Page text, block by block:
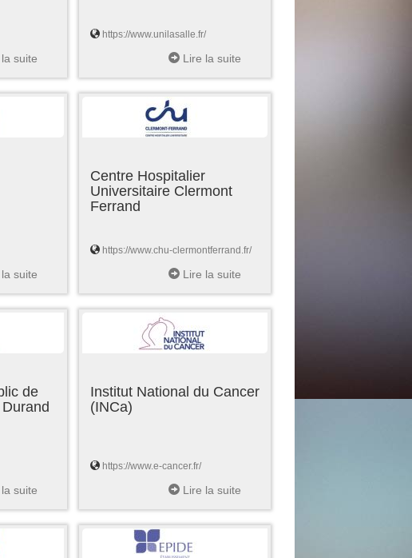
suite
https://www.unilasalle.fr/
Lire la suite
suite
Centre Hospitalier
Universitaire Clermont
Ferrand
https://www.chu-clermontferrand.fr/
Lire la suite
de
suite
Institut National du Cancer
(INCa)
https://www.e-cancer.fr/
Lire la suite